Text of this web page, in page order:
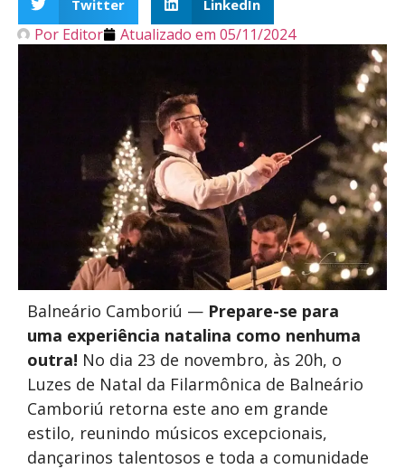
Twitter LinkedIn
Por Editor Atualizado em 05/11/2024
Balneário Camboriú — Prepare-se para
uma experiência natalina como nenhuma
outra! No dia 23 de novembro, às 20h, o
Luzes de Natal da Filarmônica de Balneário
Camboriú retorna este ano em grande
estilo, reunindo músicos excepcionais,
dançarinos talentosos e toda a comunidade